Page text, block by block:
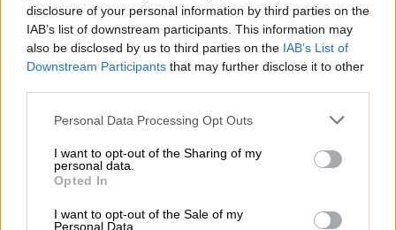
disclosure of your personal information by third parties on the
IAB’s list of downstream participants. This information may
also be disclosed by us to third parties on the IAB’s List of
Downstream Participants that may further disclose it to other
Please note that this website/app uses one or more Google
not limited to your visit or usage behaviour. You may click to
grant or deny consent to Google and its third-party tags to
use your data for below specified purposes in below Google
consent section.
Personal Data Processing Opt Outs
I want to opt-out of the Sharing of my
personal data.
Opted In
I want to opt-out of the Sale of my
Personal Data.
Κόσμος|25.12.2021 18:14
Συναγερμός στην βρετανική
αστυνομία - Οπλισμένος άνδρας
εισέβαλε στο κάστρο του Ουίνδσορ
που βρίσκεται η βασίλισσα Ελισάβετ
Κόσμος|25.12.2021 20:49
πανδημίας: Εικόνες που